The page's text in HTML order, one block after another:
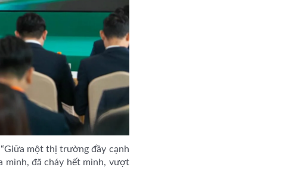
một thị trường đầy cạnh
mình, đã cháy hết mình, vượt